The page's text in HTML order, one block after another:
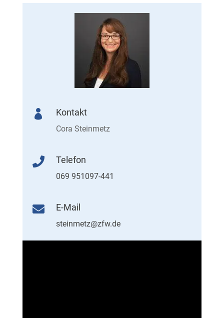
 Kontakt
Cora Steinmetz
 Telefon
069 951097-441
 E-Mail
steinmetz@zfw.de